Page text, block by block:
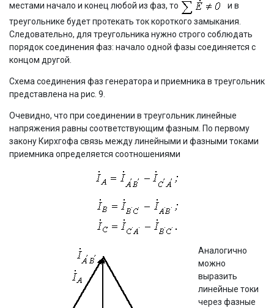
местами начало и конец любой из фаз, то
и в
треугольнике будет протекать ток короткого замыкания.
Следовательно, для треугольника нужно строго соблюдать
порядок соединения фаз: начало одной фазы соединяется с
концом другой.
Схема соединения фаз генератора и приемника в треугольник
представлена на рис. 9.
Очевидно, что при соединении в треугольник линейные
напряжения равны соответствующим фазным. По первому
закону Кирхгофа связь между линейными и фазными токами
приемника определяется соотношениями
Аналогично
можно
выразить
линейные токи
через фазные